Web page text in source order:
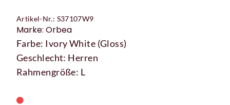
Artikel-Nr.: S37107W9
Marke: Orbea
Farbe: Ivory White (Gloss)
Geschlecht: Herren
Rahmengröße: L